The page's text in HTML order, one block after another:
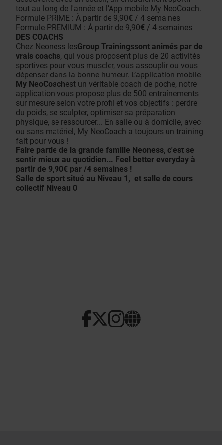
tout au long de l'année et l’App mobile My NeoCoach.
Formule PRIME : À partir de 9,90€ / 4 semaines
Formule PREMIUM : À partir de 9,90€ / 4 semaines
DES COACHS
Chez Neoness lesGroup Trainingssont animés par de
vrais coachs, qui vous proposent plus de 20 activités
sportives pour vous muscler, vous assouplir ou vous
dépenser dans la bonne humeur. L’application mobile
My NeoCoachest un véritable coach de poche, notre
application vous propose plus de 500 entraînements
sur mesure selon votre profil et vos objectifs : perdre
du poids, se sculpter, optimiser sa préparation
physique, se ressourcer... En salle ou à domicile, avec
ou sans matériel, My NeoCoach a toujours un training
fait pour vous !
Faire partie de la grande famille Neoness, c'est se
sentir mieux au quotidien... Feel better everyday à
partir de 9,90€ par /4 semaines !
Salle de sport situé au Niveau 1, et salle de cours
collectif Niveau 0